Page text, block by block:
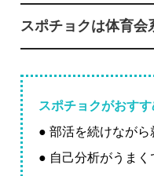
スポチョクは体育会
スポチョクがおす
● 部活を続けながら
● 自己分析がうまく